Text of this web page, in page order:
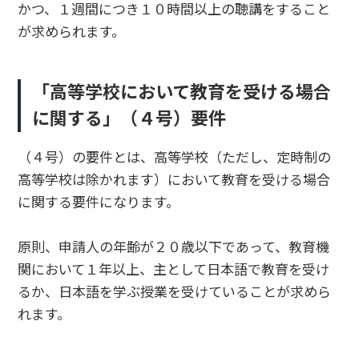
かつ、１週間につき１０時間以上の聴講をすること
が求められます。
「高等学校において教育を受ける場合
に関する」（４号）要件
（４号）の要件とは、高等学校（ただし、定時制の
高等学校は除かれます）において教育を受ける場合
に関する要件になります。
原則、申請人の年齢が２０歳以下であって、教育機
関において１年以上、主として日本語で教育を受け
るか、日本語を学ぶ授業を受けていることが求めら
れます。